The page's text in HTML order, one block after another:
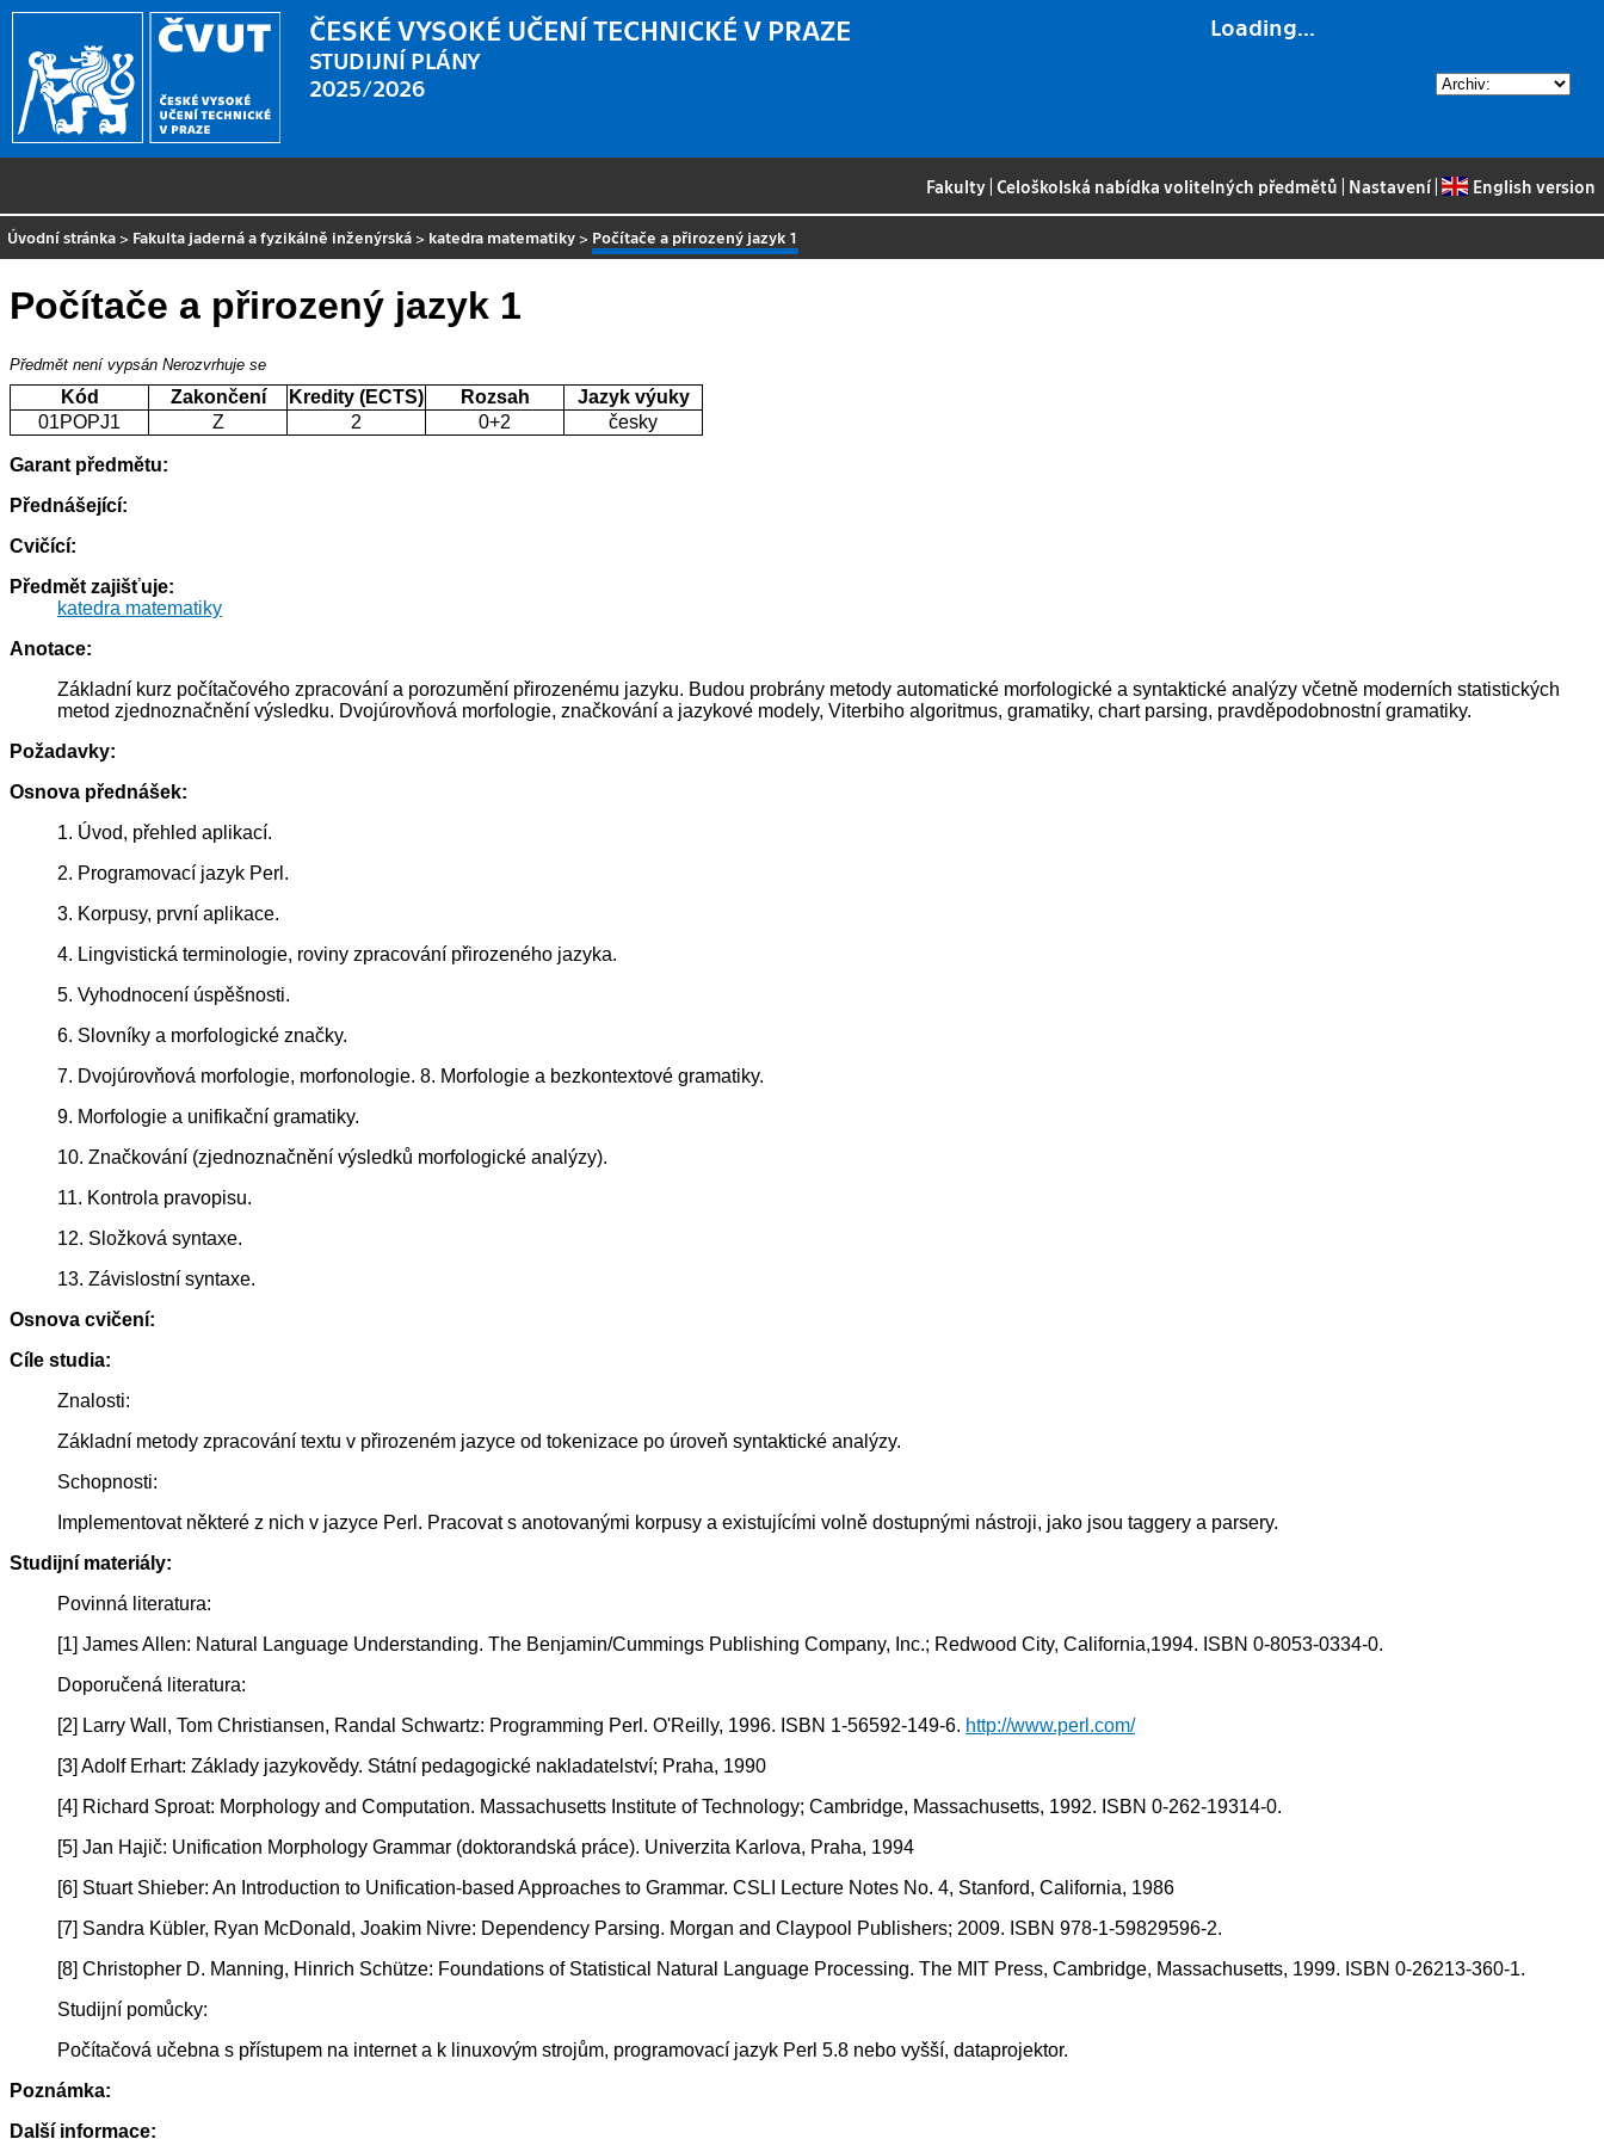
Loading...
ČESKÉ VYSOKÉ UČENÍ TECHNICKÉ V PRAZE
STUDIJNÍ PLÁNY
2025/2026
Fakulty |Celoškolská nabídka volitelných předmětů Nastavení| English version
Úvodní stránka > Fakulta jaderná a fyzikálně inženýrská > katedra matematiky > Počítače a přirozený jazyk 1
Počítače a přirozený jazyk 1
Předmět není vypsán Nerozvrhuje se
Kód Zakončení Kredity (ECTS) Rozsah
Jazyk výuky
01POPJ1
Z 2 0+2 česky
Garant předmětu:
Přednášející:
Cvičící:
Předmět zajišťuje:
katedra matematiky
Anotace:
Základní kurz počítačového zpracování a porozumění přirozenému jazyku. Budou probrány metody automatické morfologické a syntaktické analýzy včetně moderních statistických
metod zjednoznačnění výsledku. Dvojúrovňová morfologie, značkování a jazykové modely, Viterbiho algoritmus, gramatiky, chart parsing, pravděpodobnostní gramatiky.
Požadavky:
Osnova přednášek:
1. Úvod, přehled aplikací.
2. Programovací jazyk Perl.
3. Korpusy, první aplikace.
4. Lingvistická terminologie, roviny zpracování přirozeného jazyka.
5. Vyhodnocení úspěšnosti.
6. Slovníky a morfologické značky.
7. Dvojúrovňová morfologie, morfonologie. 8. Morfologie a bezkontextové gramatiky.
9. Morfologie a unifikační gramatiky.
10. Značkování (zjednoznačnění výsledků morfologické analýzy).
11. Kontrola pravopisu.
12. Složková syntaxe.
13. Závislostní syntaxe.
Osnova cvičení:
Cíle studia:
Znalosti:
Základní metody zpracování textu v přirozeném jazyce od tokenizace po úroveň syntaktické analýzy.
Schopnosti:
Implementovat některé z nich v jazyce Perl. Pracovat s anotovanými korpusy a existujícími volně dostupnými nástroji, jako jsou taggery a parsery.
Studijní materiály:
Povinná literatura:
[1] James Allen: Natural Language Understanding. The Benjamin/Cummings Publishing Company, Inc.; Redwood City, California,1994. ISBN 0-8053-0334-0.
Doporučená literatura:
[2] Larry Wall, Tom Christiansen, Randal Schwartz: Programming Perl. O'Reilly, 1996. ISBN 1-56592-149-6. http://www.perl.com/
[3] Adolf Erhart: Základy jazykovědy. Státní pedagogické nakladatelství; Praha, 1990
[4] Richard Sproat: Morphology and Computation. Massachusetts Institute of Technology; Cambridge, Massachusetts, 1992. ISBN 0-262-19314-0.
[5] Jan Hajič: Unification Morphology Grammar (doktorandská práce). Univerzita Karlova, Praha, 1994
[6] Stuart Shieber: An Introduction to Unification-based Approaches to Grammar. CSLI Lecture Notes No. 4, Stanford, California, 1986
[7] Sandra Kübler, Ryan McDonald, Joakim Nivre: Dependency Parsing. Morgan and Claypool Publishers; 2009. ISBN 978-1-59829596-2.
[8] Christopher D. Manning, Hinrich Schütze: Foundations of Statistical Natural Language Processing. The MIT Press, Cambridge, Massachusetts, 1999. ISBN 0-26213-360-1.
Studijní pomůcky:
Počítačová učebna s přístupem na internet a k linuxovým strojům, programovací jazyk Perl 5.8 nebo vyšší, dataprojektor.
Poznámka:
Další informace: